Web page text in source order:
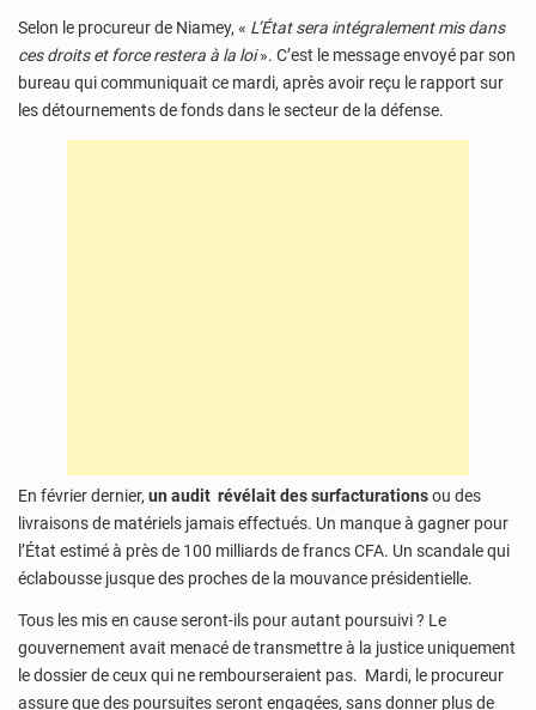
Selon le procureur de Niamey, « L’État sera intégralement mis dans
ces droits et force restera à la loi». C’est le message envoyé par son
bureau qui communiquait ce mardi, après avoir reçu le rapport sur
les détournements de fonds dans le secteur de la défense.
En février dernier, un audit révélait des surfacturationsou des
livraisons de matériels jamais effectués. Un manque à gagner pour
l’État estimé à près de 100 milliards de francs CFA. Un scandale qui
éclabousse jusque des proches de la mouvance présidentielle.
Tous les mis en cause seront-ils pour autant poursuivi ? Le
gouvernement avait menacé de transmettre à la justice uniquement
le dossier de ceux qui ne rembourseraient pas. Mardi, le procureur
assure que des poursuites seront engagées, sans donner plus de